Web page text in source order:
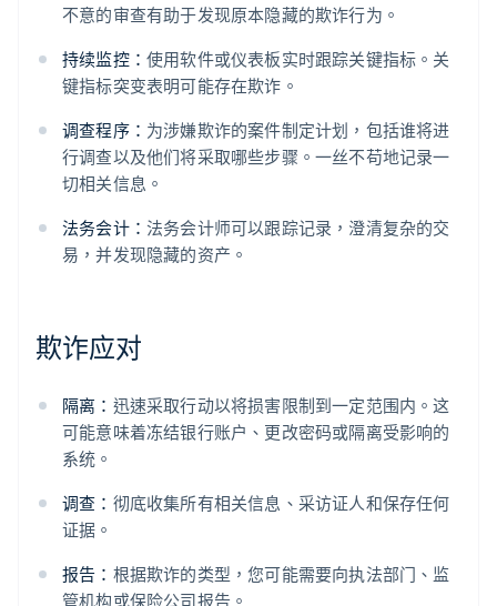
不意的审查有助于发现原本隐藏的欺诈行为。
持续监控： 使用软件或仪表板实时跟踪关键指标。关
键指标突变表明可能存在欺诈。
调查程序： 为涉嫌欺诈的案件制定计划，包括谁将进
行调查以及他们将采取哪些步骤。一丝不苟地记录一
切相关信息。
法务会计： 法务会计师可以跟踪记录，澄清复杂的交
易，并发现隐藏的资产。
欺诈应对
隔离： 迅速采取行动以将损害限制到一定范围内。这
可能意味着冻结银行账户、更改密码或隔离受影响的
系统。
调查： 彻底收集所有相关信息、采访证人和保存任何
证据。
报告： 根据欺诈的类型，您可能需要向执法部门、监
管机构或保险公司报告。